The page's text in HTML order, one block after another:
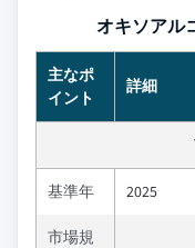
オキソアル
主なポ
イント
詳細
基準年 2025
市場規